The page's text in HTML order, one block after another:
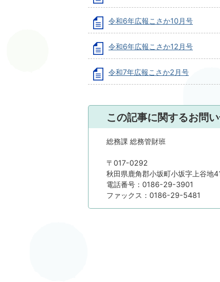
令和6年広報こさか10月号
令和6年広報こさか12月号
令和7年広報こさか2月号
この記事に関するお問
総務課 総務管財班
〒017-0292
秋田県鹿角郡小坂町小坂字上谷地
電話番号：0186-29-3901
ファックス：0186-29-5481